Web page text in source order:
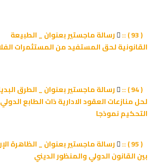
رسالة ماجستير بعنوان _ الطبيعة
القانونية لحق المستفيد من المستثمرات
رسالة ماجستير بعنوان _ الطرق البديلة
لحل منازعات العقود الادارية ذات الطابع الدولي
التحكيم نموذجا
رسالة ماجستير بعنوان _ الظاهرة
بين القانون الدولي والمنظور الديني